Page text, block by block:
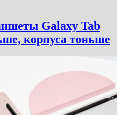
Galaxy Tab
корпуса тоньше